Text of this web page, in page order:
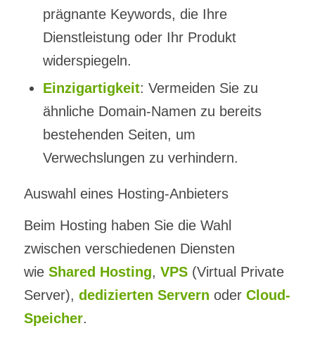
prägnante Keywords, die Ihre
Dienstleistung oder Ihr Produkt
widerspiegeln.
Einzigartigkeit: Vermeiden Sie zu
ähnliche Domain-Namen zu bereits
bestehenden Seiten, um
Verwechslungen zu verhindern.
Auswahl eines Hosting-Anbieters
Beim Hosting haben Sie die Wahl
zwischen verschiedenen Diensten
wie Shared Hosting, VPS(Virtual Private
Server), dedizierten Servern oder Cloud-
Speicher.